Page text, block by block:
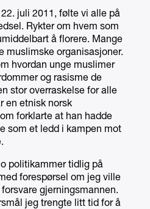
juli 2011, følte vi alle på
Rykter om hvem som
å florere. Mange
muslimske organisasjoner.
hvordan unge muslimer
og rasisme de
stor overraskelse for alle
en etnisk norsk
forklarte at han hadde
som et ledd i kampen mot
politikammer tidlig på
forespørsel om jeg ville
gjerningsmannen.
jeg trengte litt tid for å